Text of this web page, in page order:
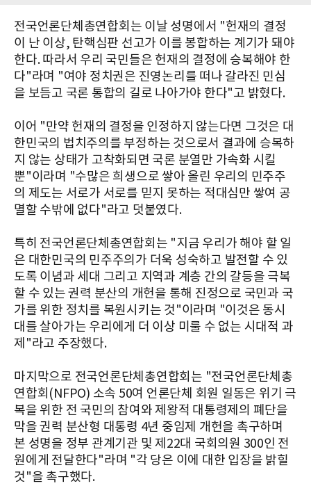
전국언론단체총연합회는 이날 성명에서 "헌재의 결정
이 난 이상, 탄핵심판 선고가 이를 봉합하는 계기가 돼야
한다. 따라서 우리 국민들은 헌재의 결정에 승복해야 한
다"라며 "여야 정치권은 진영논리를 떠나 갈라진 민심
을 보듬고 국론 통합의 길로 나아가야 한다"고 밝혔다.
이어 "만약 헌재의 결정을 인정하지 않는다면 그것은 대
한민국의 법치주의를 부정하는 것으로서 결과에 승복하
지 않는 상태가 고착화되면 국론 분열만 가속화 시킬
뿐"이라며 "수많은 희생으로 쌓아 올린 우리의 민주주
의 제도는 서로가 서로를 믿지 못하는 적대심만 쌓여 공
멸할 수밖에 없다"라고 덧붙였다.
특히 전국언론단체총연합회는 "지금 우리가 해야 할 일
은 대한민국의 민주주의가 더욱 성숙하고 발전할 수 있
도록 이념과 세대 그리고 지역과 계층 간의 갈등을 극복
할 수 있는 권력 분산의 개헌을 통해 진정으로 국민과 국
가를 위한 정치를 복원시키는 것"이라며 "이것은 동시
대를 살아가는 우리에게 더 이상 미룰 수 없는 시대적 과
제"라고 주장했다.
마지막으로 전국언론단체총연합회는 "전국언론단체총
연합회(NFPO) 소속 50여 언론단체 회원 일동은 위기 극
복을 위한 전 국민의 참여와 제왕적 대통령제의 폐단을
막을 권력 분산형 대통령 4년 중임제 개헌을 촉구하며
본 성명을 정부 관계기관 및 제22대 국회의원 300인 전
원에게 전달한다"라며 "각 당은 이에 대한 입장을 밝힐
것"을 촉구했다.